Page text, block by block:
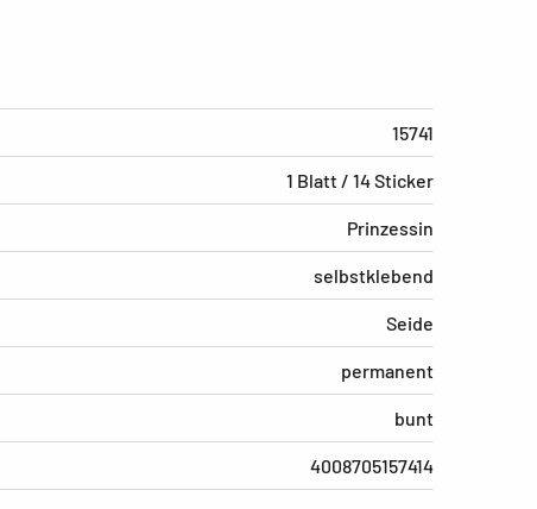
15741
1 Blatt / 14 Sticker
Prinzessin
selbstklebend
Seide
permanent
bunt
4008705157414